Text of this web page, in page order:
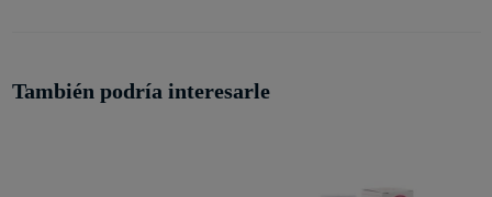
También podría interesarle